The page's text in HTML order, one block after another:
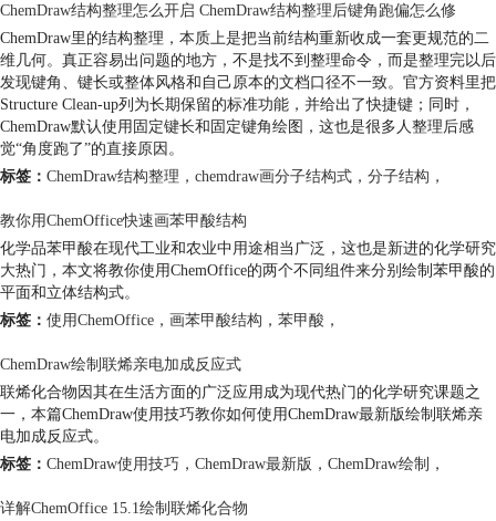
ChemDraw结构整理怎么开启 ChemDraw结构整理后键角跑偏怎么修
ChemDraw里的结构整理，本质上是把当前结构重新收成一套更规范的二
维几何。真正容易出问题的地方，不是找不到整理命令，而是整理完以后
发现键角、键长或整体风格和自己原本的文档口径不一致。官方资料里把
Structure Clean-up列为长期保留的标准功能，并给出了快捷键；同时，
ChemDraw默认使用固定键长和固定键角绘图，这也是很多人整理后感
觉“角度跑了”的直接原因。
标签： ChemDraw结构整理 ， chemdraw画分子结构式 ， 分子结构 ，
教你用ChemOffice快速画苯甲酸结构
化学品苯甲酸在现代工业和农业中用途相当广泛，这也是新进的化学研究
大热门，本文将教你使用ChemOffice的两个不同组件来分别绘制苯甲酸的
平面和立体结构式。
标签： 使用ChemOffice ， 画苯甲酸结构 ， 苯甲酸 ，
ChemDraw绘制联烯亲电加成反应式
联烯化合物因其在生活方面的广泛应用成为现代热门的化学研究课题之
一，本篇ChemDraw使用技巧教你如何使用ChemDraw最新版绘制联烯亲
电加成反应式。
标签： ChemDraw使用技巧 ， ChemDraw最新版 ， ChemDraw绘制 ，
详解ChemOffice 15.1绘制联烯化合物